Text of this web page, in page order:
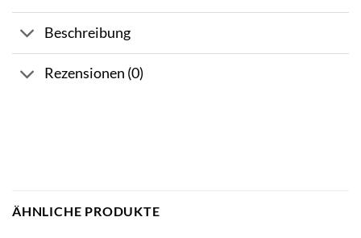
Beschreibung
Rezensionen (0)
ÄHNLICHE PRODUKTE